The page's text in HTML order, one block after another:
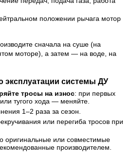
положении рычага мотор
сначала на суше (на
моторе), а затем — на воде, на
эксплуатации системы ДУ
тросы на износ: при первых
тугого хода — меняйте.
1–2 раза за сезон.
или перегиба тросов при
оригинальные или совместимые
производителем.